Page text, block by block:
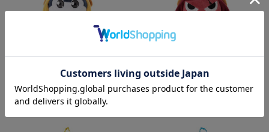
NEW
横浜DeNAベイスターズ×ケロロ軍曹/
マスコットキーチェーン/タママ
(税込)
NEW
横浜DeNAベイスターズ×ケロロ軍曹/